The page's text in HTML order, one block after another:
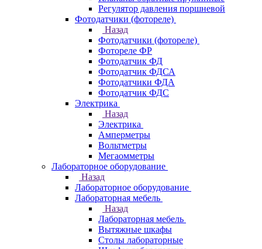
Регулятор давления поршневой
Фотодатчики (фотореле)
Назад
Фотодатчики (фотореле)
Фотореле ФР
Фотодатчик ФД
Фотодатчик ФДСА
Фотодатчики ФДА
Фотодатчик ФДС
Электрика
Назад
Электрика
Амперметры
Вольтметры
Мегаомметры
Лабораторное оборудование
Назад
Лабораторное оборудование
Лабораторная мебель
Назад
Лабораторная мебель
Вытяжные шкафы
Столы лабораторные